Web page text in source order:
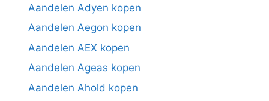
Aandelen Adyen kopen
Aandelen Aegon kopen
Aandelen AEX kopen
Aandelen Ageas kopen
Aandelen Ahold kopen